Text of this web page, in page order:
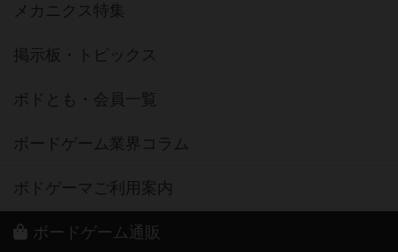
メカニクス特集
掲示板・トピックス
ボドとも・会員一覧
ボードゲーム業界コラム
ボドゲーマご利用案内
ボードゲーム通販